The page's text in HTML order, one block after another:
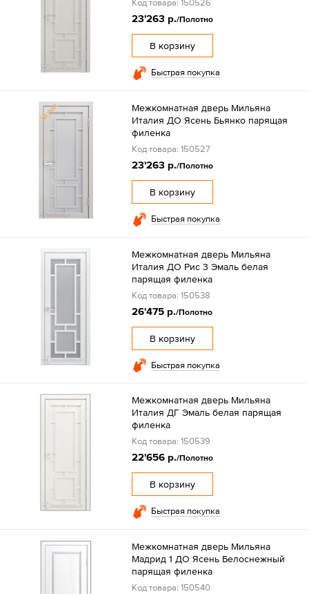
Код товара: 150526
23'263 р./Полотно
В корзину
Быстрая покупка
Межкомнатная дверь Мильяна
Италия ДО Ясень Бьянко парящая
филенка
Код товара: 150527
23'263 р./Полотно
В корзину
Быстрая покупка
Межкомнатная дверь Мильяна
Италия ДО Рис 3 Эмаль белая
парящая филенка
Код товара: 150538
26'475 р./Полотно
В корзину
Быстрая покупка
Межкомнатная дверь Мильяна
Италия ДГ Эмаль белая парящая
филенка
Код товара: 150539
22'656 р./Полотно
В корзину
Быстрая покупка
Межкомнатная дверь Мильяна
Мадрид 1 ДО Ясень Белоснежный
парящая филенка
Код товара: 150540